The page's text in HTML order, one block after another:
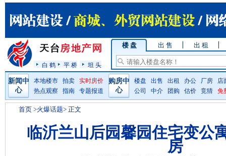
白 鹤 平 桥 坦 头
楼 盘 出 售 出 租
新闻中
心
本地楼市 拍卖
实时房价
热点观察
指南 专题报道
购房中
心
楼盘 出售 出租 办公 厂房
店
公司
中介 团购 估价 竞猜 免
首页 >火爆话题> 正文
临沂兰山后园馨园住宅变公
房